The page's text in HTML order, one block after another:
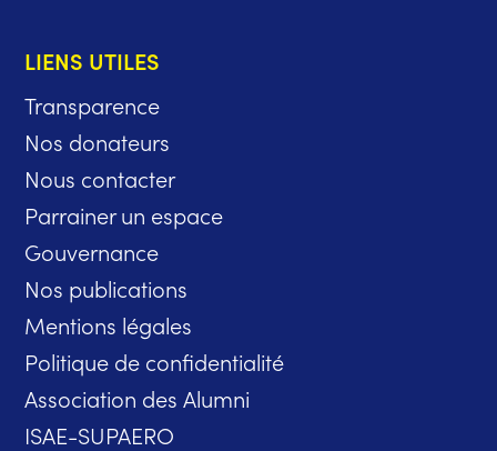
LIENS UTILES
Transparence
Nos donateurs
Nous contacter
Parrainer un espace
Gouvernance
Nos publications
Mentions légales
Politique de confidentialité
Association des Alumni
ISAE-SUPAERO